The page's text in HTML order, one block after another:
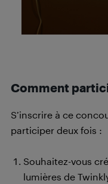
Comment
S’inscrire à ce
participer deux fois :
Souhaitez-vous
lumières de